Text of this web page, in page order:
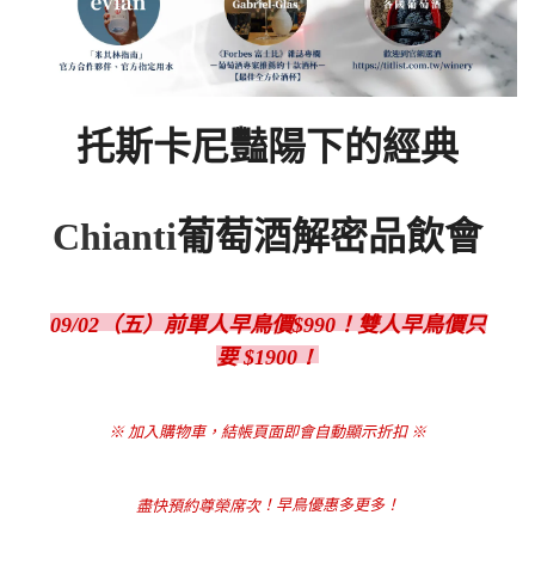
托斯卡尼豔陽下的經典
Chianti葡萄酒解密品飲會
09/02（五）前單人早鳥價$990！雙人早鳥價只
要$1900！
※ 加入購物車，結帳頁面即會自動顯示折扣 ※
盡快預約尊榮席次！ 早鳥優惠多更多！